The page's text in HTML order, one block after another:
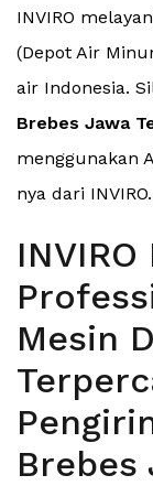
INVIRO
(Depot Air
air Indonesia.
Brebes Jawa
menggunakan
nya dari INVIRO.
Mesin
Brebes